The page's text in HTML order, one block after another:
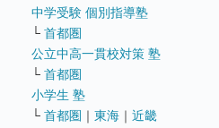
中学受験 個別指導塾
└ 首都圏
公立中高一貫校対策 塾
└ 首都圏
小学生 塾
└ 首都圏 ｜ 東海 ｜ 近畿